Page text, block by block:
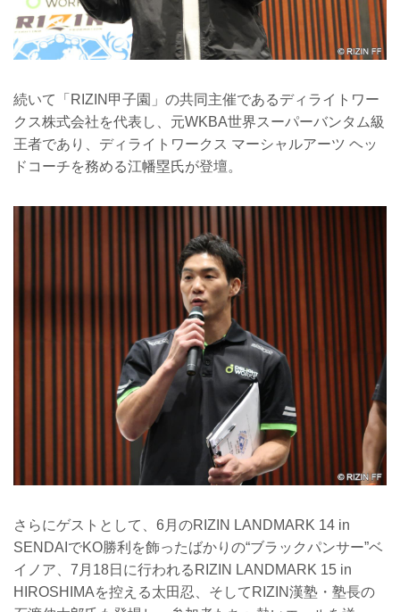
続いて「RIZIN甲子園」の共同主催であるディライトワー
クス株式会社を代表し、元WKBA世界スーパーバンタム級
王者であり、ディライトワークス マーシャルアーツ ヘッ
ドコーチを務める江幡塁氏が登壇。
さらにゲストとして、6月のRIZIN LANDMARK 14 in
SENDAIでKO勝利を飾ったばかりの“ブラックパンサー”ベ
イノア、7月18日に行われるRIZIN LANDMARK 15 in
HIROSHIMAを控える太田忍、そしてRIZIN漢塾・塾長の